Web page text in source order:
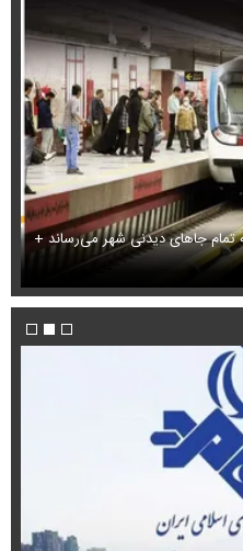
تمام جاهای دیدنی شهر می‌رساند +